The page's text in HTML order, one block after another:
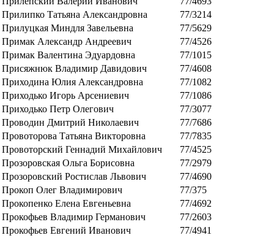
Прилипко Татьяна Александровна
77/3214
Прилуцкая Миндля Завельевна
77/5629
Примак Александр Андреевич
77/4526
Примак Валентина Эдуардовна
77/1015
Присяжнюк Владимир Давидович
77/4608
Приходина Юлия Александровна
77/1082
Приходько Игорь Арсениевич
77/1086
Приходько Петр Олегович
77/3077
Проводин Дмитрий Николаевич
77/7686
Провоторова Татьяна Викторовна
77/7835
Провоторский Геннадий Михайлович
77/4525
Прозоровская Ольга Борисовна
77/2979
Прозоровский Ростислав Львович
77/4690
Прокоп Олег Владимирович
77/375
Прокопенко Елена Евгеньевна
77/4692
Прокофьев Владимир Германович
77/2603
Прокофьев Евгений Иванович
77/4941